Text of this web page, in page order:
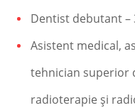
Dentist debutant –
Asistent medical,
tehnician superior
radioterapie şi